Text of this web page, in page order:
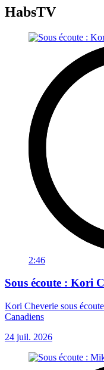
HabsTV
2:46
Sous écoute : Kori
Kori Cheverie sous
Canadiens
24 juil. 2026